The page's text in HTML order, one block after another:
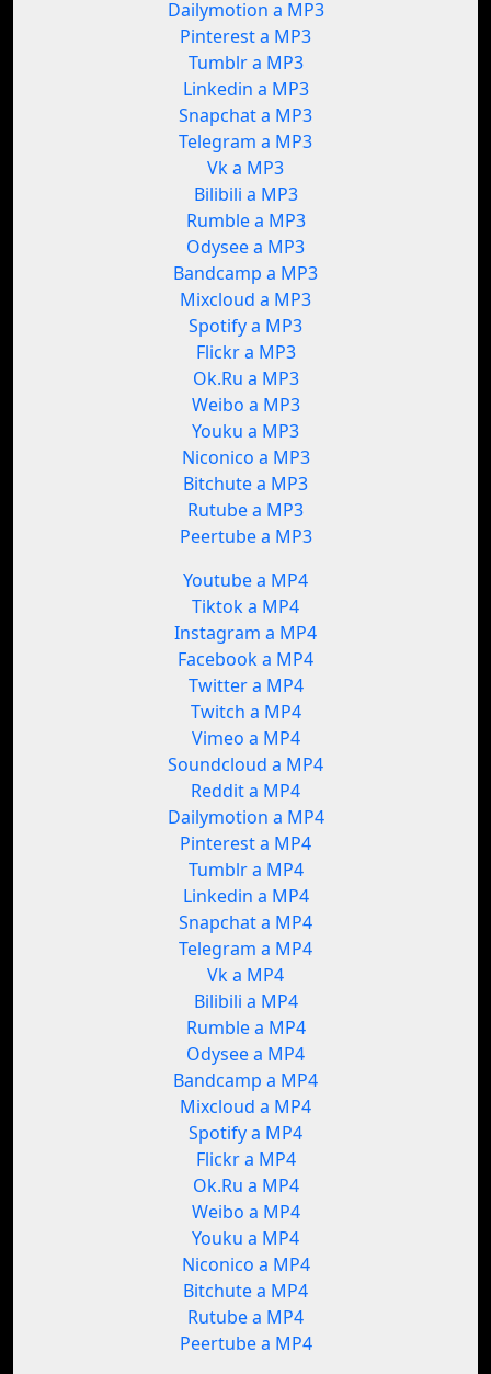
Dailymotion a MP3
Pinterest a MP3
Tumblr a MP3
Linkedin a MP3
Snapchat a MP3
Telegram a MP3
Vk a MP3
Bilibili a MP3
Rumble a MP3
Odysee a MP3
Bandcamp a MP3
Mixcloud a MP3
Spotify a MP3
Flickr a MP3
Ok.Ru a MP3
Weibo a MP3
Youku a MP3
Niconico a MP3
Bitchute a MP3
Rutube a MP3
Peertube a MP3
Youtube a MP4
Tiktok a MP4
Instagram a MP4
Facebook a MP4
Twitter a MP4
Twitch a MP4
Vimeo a MP4
Soundcloud a MP4
Reddit a MP4
Dailymotion a MP4
Pinterest a MP4
Tumblr a MP4
Linkedin a MP4
Snapchat a MP4
Telegram a MP4
Vk a MP4
Bilibili a MP4
Rumble a MP4
Odysee a MP4
Bandcamp a MP4
Mixcloud a MP4
Spotify a MP4
Flickr a MP4
Ok.Ru a MP4
Weibo a MP4
Youku a MP4
Niconico a MP4
Bitchute a MP4
Rutube a MP4
Peertube a MP4